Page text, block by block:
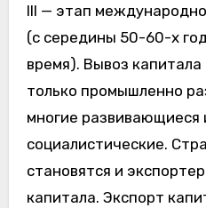
III — этап
(с середины 50-60-х
время). Вывоз
только промышленно
многие развивающиеся
социалистические.
становятся и
капитала. Экспорт